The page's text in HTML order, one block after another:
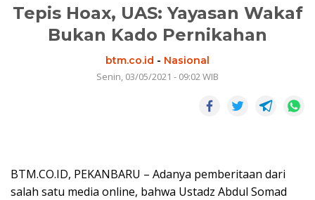
Tepis Hoax, UAS: Yayasan Wakaf
Bukan Kado Pernikahan
btm.co.id - Nasional
Senin, 03/05/2021 - 09:02 WIB
BTM.CO.ID, PEKANBARU – Adanya pemberitaan dari
salah satu media online, bahwa Ustadz Abdul Somad